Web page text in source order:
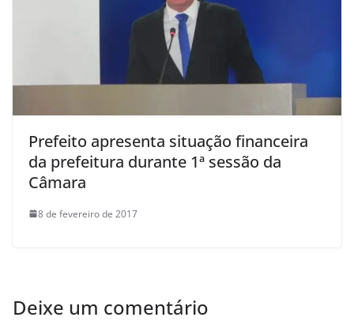
Prefeito apresenta situação financeira
da prefeitura durante 1ª sessão da
Câmara
8 de fevereiro de 2017
Deixe um comentário